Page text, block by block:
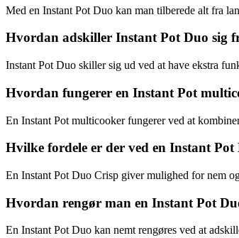
Med en Instant Pot Duo kan man tilberede alt fra
Hvordan adskiller Instant Pot Duo sig
Instant Pot Duo skiller sig ud ved at have ekstra
Hvordan fungerer en Instant Pot
En Instant Pot multicooker fungerer ved at
Hvilke fordele er der ved en Instant Pot
En Instant Pot Duo Crisp giver mulighed for nem
Hvordan rengør man en Instant Pot
En Instant Pot Duo kan nemt rengøres ved at